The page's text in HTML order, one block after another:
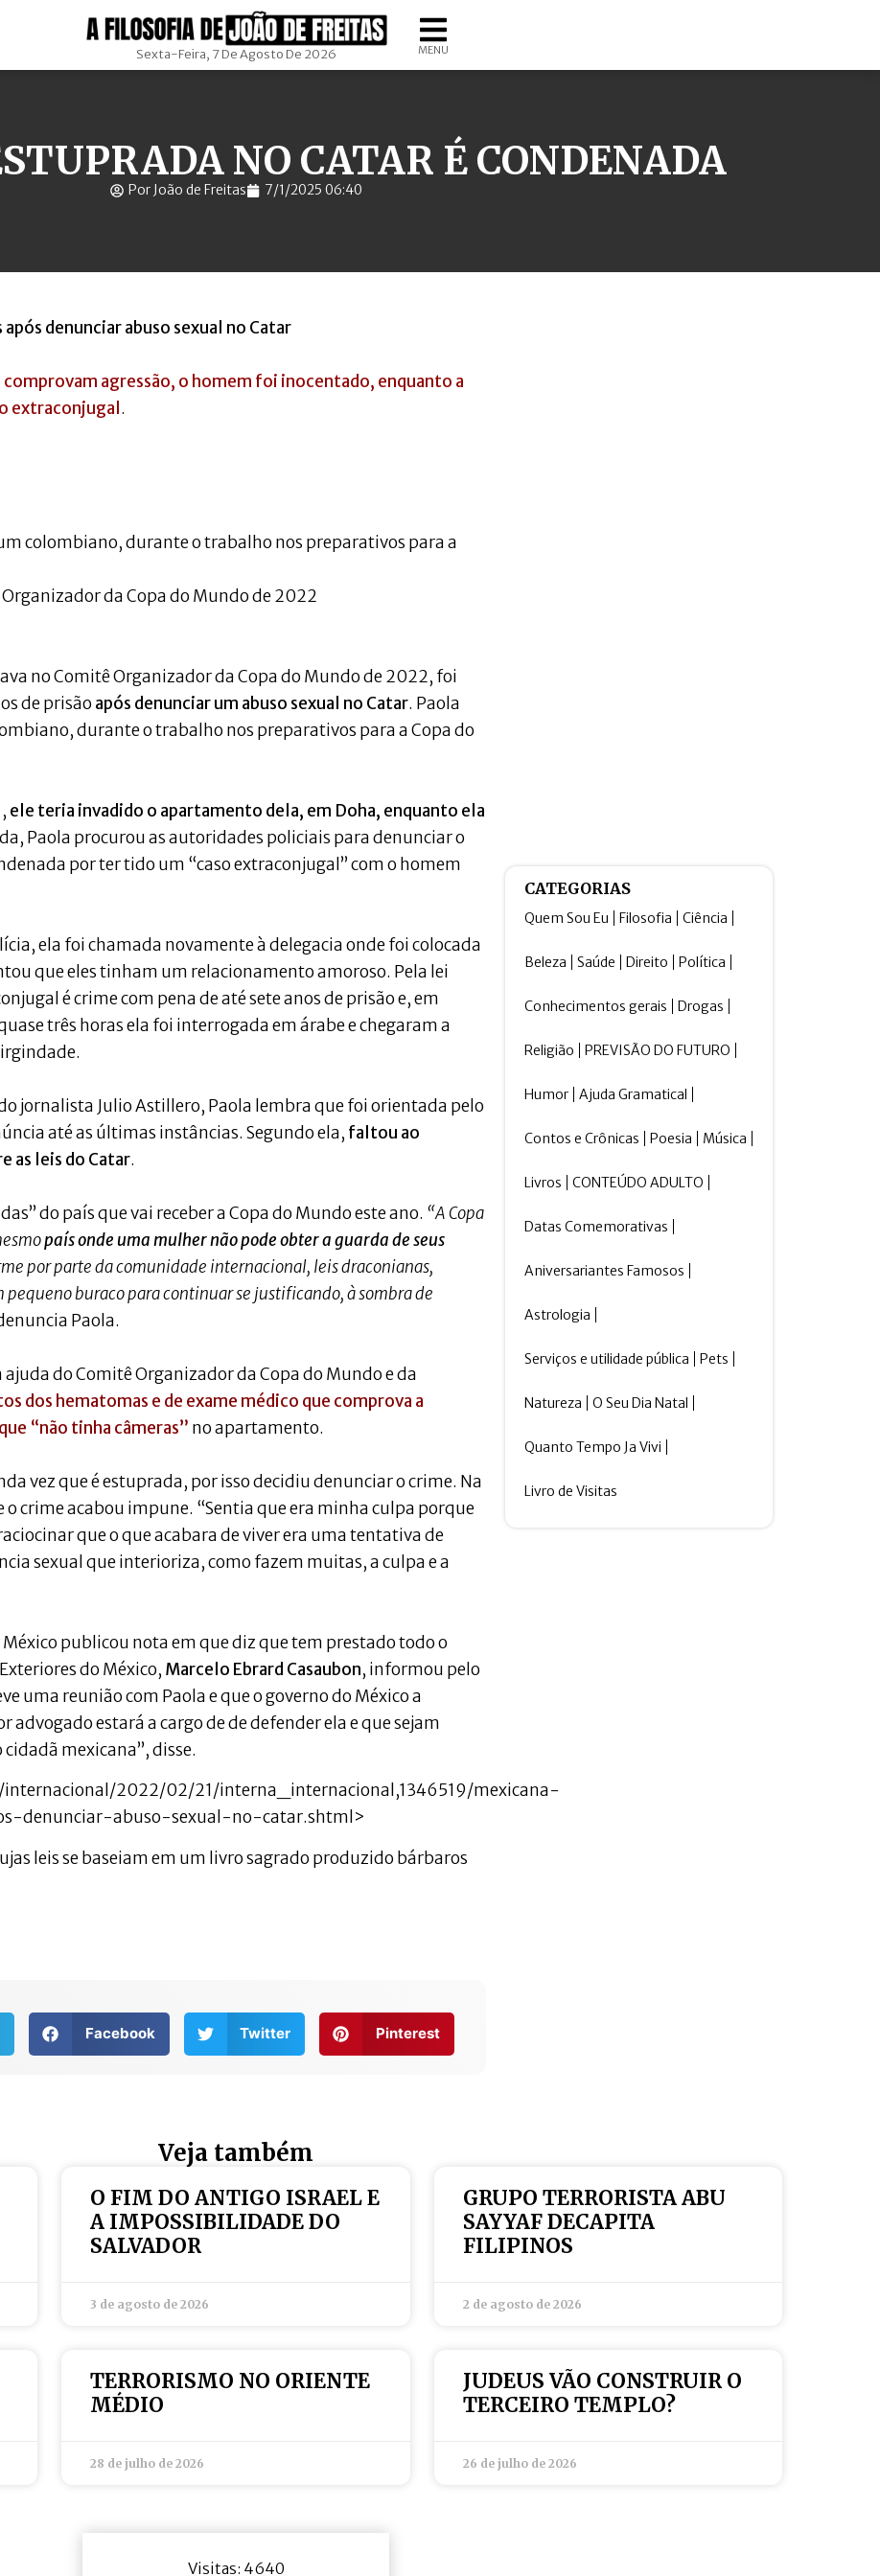
Sexta-Feira, 7 De Agosto De 2026 MENU
NO CATAR É CONDENADA
Por João de Freitas 7/1/2025 06:40
denunciar abuso sexual no Catar
agressão, o homem foi inocentado, enquanto a
extraconjugal .
colombiano, durante o trabalho nos preparativos para a
da Copa do Mundo de 2022
no Comitê Organizador da Copa do Mundo de 2022, foi
de prisão após denunciar um abuso sexual no Catar. Paola
durante o trabalho nos preparativos para a Copa do
ele teria invadido o apartamento dela, em Doha, enquanto ela
Paola procurou as autoridades policiais para denunciar o
por ter tido um “caso extraconjugal” com o homem
ela foi chamada novamente à delegacia onde foi colocada
que eles tinham um relacionamento amoroso. Pela lei
é crime com pena de até sete anos de prisão e, em
três horas ela foi interrogada em árabe e chegaram a
jornalista Julio Astillero, Paola lembra que foi orientada pelo
até as últimas instâncias. Segundo ela, faltou ao
as leis do Catar.
do país que vai receber a Copa do Mundo este ano. “A Copa
país onde uma mulher não pode obter a guarda de seus
por parte da comunidade internacional, leis draconianas,
buraco para continuar se justificando, à sombra de
Paola.
do Comitê Organizador da Copa do Mundo e da
dos hematomas e de exame médico que comprova a
“não tinha câmeras” no apartamento.
vez que é estuprada, por isso decidiu denunciar o crime. Na
o crime acabou impune. “Sentia que era minha culpa porque
que o que acabara de viver era uma tentativa de
sexual que interioriza, como fazem muitas, a culpa e a
publicou nota em que diz que tem prestado todo o
do México, Marcelo Ebrard Casaubon, informou pelo
uma reunião com Paola e que o governo do México a
estará a cargo de de defender ela e que sejam
mexicana”, disse.
2022/02/21/interna_internacional,1346519/mexicana-
denunciar-abuso-sexual-no-catar.shtml>
leis se baseiam em um livro sagrado produzido bárbaros
Facebook Twitter Pinterest
CATEGORIAS
Quem Sou Eu Filosofia Ciência
Beleza Saúde Direito Política
Conhecimentos gerais Drogas
Religião PREVISÃO DO FUTURO
Humor Ajuda Gramatical
Contos e Crônicas Poesia Música
Livros CONTEÚDO ADULTO
Datas Comemorativas
Aniversariantes Famosos
Astrologia
Serviços e utilidade pública Pets
Natureza O Seu Dia Natal
Quanto Tempo Ja Vivi
Livro de Visitas
Veja também
O FIM DO ANTIGO ISRAEL E
A IMPOSSIBILIDADE DO
SALVADOR
3 de agosto de 2026
GRUPO TERRORISTA ABU
SAYYAF DECAPITA
FILIPINOS
2 de agosto de 2026
TERRORISMO NO ORIENTE
MÉDIO
28 de julho de 2026
JUDEUS VÃO CONSTRUIR O
TERCEIRO TEMPLO?
26 de julho de 2026
Visitas: 4640